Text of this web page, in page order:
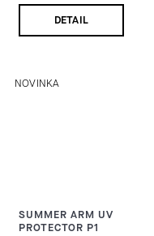
DETAIL
NOVINKA
SUMMER ARM UV
PROTECTOR P1